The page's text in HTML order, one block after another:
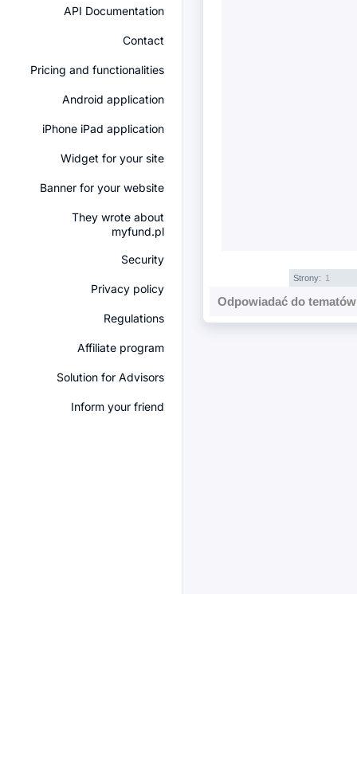
API Documentation
Contact
Pricing and functionalities
Android application
iPhone iPad application
Widget for your site
Banner for your website
They wrote about
myfund.pl
Security
Privacy policy
Regulations
Affiliate program
Solution for Advisors
Inform your friend
Strony: 1
Odpowiadać do